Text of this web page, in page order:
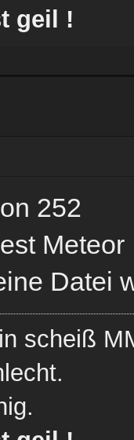
geil !
252
Meteor
Datei
scheiß